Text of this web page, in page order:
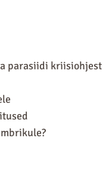
parasiidi kriisiohjest